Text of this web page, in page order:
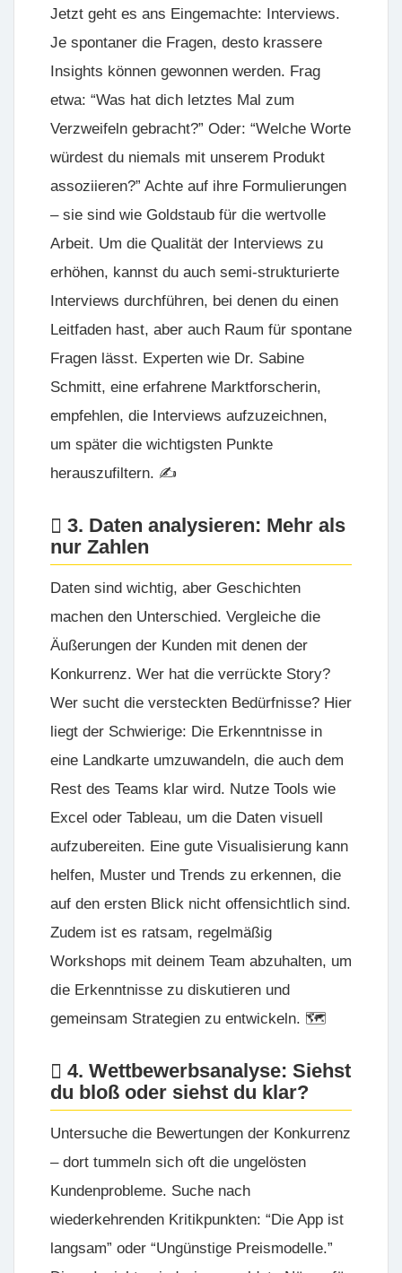
Jetzt geht es ans Eingemachte: Interviews.
Je spontaner die Fragen, desto krassere
Insights können gewonnen werden. Frag
etwa: “Was hat dich letztes Mal zum
Verzweifeln gebracht?” Oder: “Welche Worte
würdest du niemals mit unserem Produkt
assoziieren?” Achte auf ihre Formulierungen
– sie sind wie Goldstaub für die wertvolle
Arbeit. Um die Qualität der Interviews zu
erhöhen, kannst du auch semi-strukturierte
Interviews durchführen, bei denen du einen
Leitfaden hast, aber auch Raum für spontane
Fragen lässt. Experten wie Dr. Sabine
Schmitt, eine erfahrene Marktforscherin,
empfehlen, die Interviews aufzuzeichnen,
um später die wichtigsten Punkte
herauszufiltern. ✍️
3. Daten analysieren: Mehr als
nur Zahlen
Daten sind wichtig, aber Geschichten
machen den Unterschied. Vergleiche die
Äußerungen der Kunden mit denen der
Konkurrenz. Wer hat die verrückte Story?
Wer sucht die versteckten Bedürfnisse? Hier
liegt der Schwierige: Die Erkenntnisse in
eine Landkarte umzuwandeln, die auch dem
Rest des Teams klar wird. Nutze Tools wie
Excel oder Tableau, um die Daten visuell
aufzubereiten. Eine gute Visualisierung kann
helfen, Muster und Trends zu erkennen, die
auf den ersten Blick nicht offensichtlich sind.
Zudem ist es ratsam, regelmäßig
Workshops mit deinem Team abzuhalten, um
die Erkenntnisse zu diskutieren und
gemeinsam Strategien zu entwickeln. 🗺️
4. Wettbewerbsanalyse: Siehst
du bloß oder siehst du klar?
Untersuche die Bewertungen der Konkurrenz
– dort tummeln sich oft die ungelösten
Kundenprobleme. Suche nach
wiederkehrenden Kritikpunkten: “Die App ist
langsam” oder “Ungünstige Preismodelle.”